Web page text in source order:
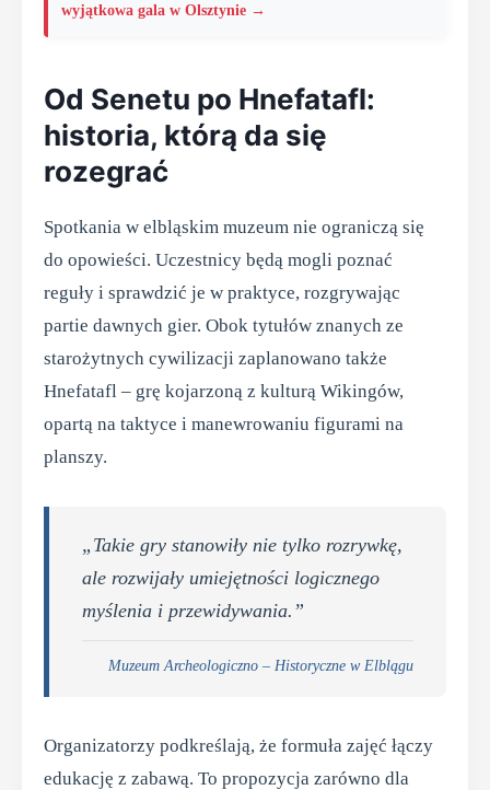
wyjątkowa gala w Olsztynie →
Od Senetu po Hnefatafl:
historia, którą da się
rozegrać
Spotkania w elbląskim muzeum nie ograniczą się
do opowieści. Uczestnicy będą mogli poznać
reguły i sprawdzić je w praktyce, rozgrywając
partie dawnych gier. Obok tytułów znanych ze
starożytnych cywilizacji zaplanowano także
Hnefatafl – grę kojarzoną z kulturą Wikingów,
opartą na taktyce i manewrowaniu figurami na
planszy.
„Takie gry stanowiły nie tylko rozrywkę,
ale rozwijały umiejętności logicznego
myślenia i przewidywania.”
Muzeum Archeologiczno – Historyczne w Elblągu
Organizatorzy podkreślają, że formuła zajęć łączy
edukację z zabawą. To propozycja zarówno dla